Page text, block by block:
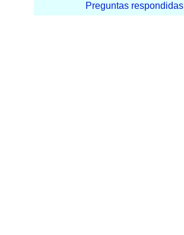
Preguntas respondidas